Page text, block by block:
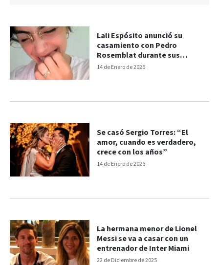
14 de Enero de 2026
Lali Espósito anunció su
casamiento con Pedro
Rosemblat durante sus
vacaciones
14 de Enero de 2026
Se casó Sergio Torres: “El
amor, cuando es verdadero,
crece con los años”
22 de Diciembre de 2025
La hermana menor de Lionel
Messi se va a casar con un
entrenador de Inter Miami